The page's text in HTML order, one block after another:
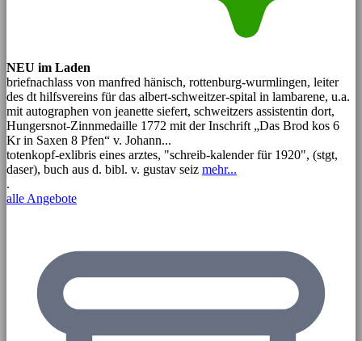
NEU im Laden
briefnachlass von manfred hänisch, rottenburg-wurmlingen, leiter
des dt hilfsvereins für das albert-schweitzer-spital in lambarene, u.a.
mit autographen von jeanette siefert, schweitzers assistentin dort,
Hungersnot-Zinnmedaille 1772 mit der Inschrift „Das Brod kos 6
Kr in Saxen 8 Pfen“ v. Johann...
totenkopf-exlibris eines arztes, "schreib-kalender für 1920", (stgt,
daser), buch aus d. bibl. v. gustav seiz mehr...
.
alle Angebote